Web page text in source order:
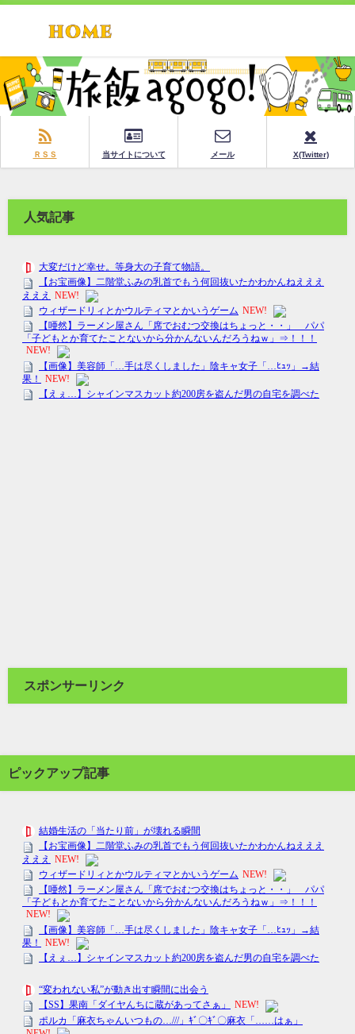
ＲＳＳ 当サイトについて メール X(Twitter)
人気記事
スポンサーリンク
ピックアップ記事